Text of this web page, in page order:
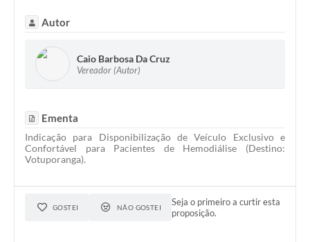
Autor
Caio Barbosa Da Cruz
Vereador (Autor)
Ementa
Indicação para Disponibilização de Veículo Exclusivo e
Confortável para Pacientes de Hemodiálise (Destino:
Votuporanga).
GOSTEI NÃO GOSTEI
Seja o primeiro a curtir esta
proposição.